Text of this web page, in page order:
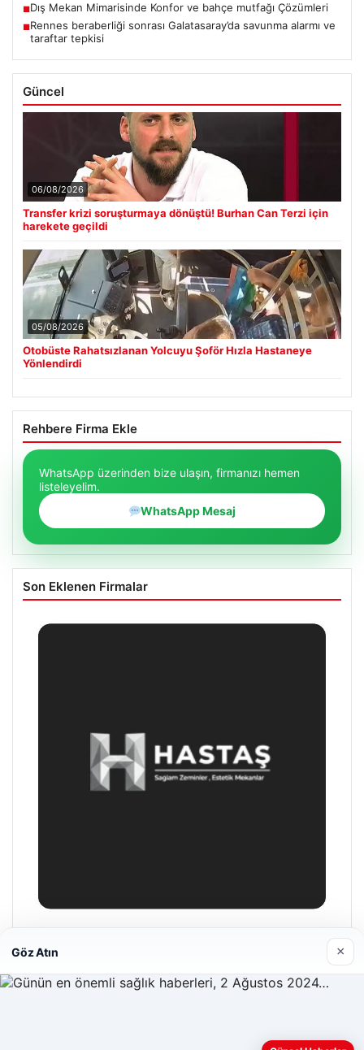
■Dış Mekan Mimarisinde Konfor ve bahçe mutfağı Çözümleri
■Rennes beraberliği sonrası Galatasaray’da savunma alarmı ve
taraftar tepkisi
Güncel
06/08/2026
Transfer krizi soruşturmaya dönüştü! Burhan Can Terzi için
harekete geçildi
05/08/2026
Otobüste Rahatsızlanan Yolcuyu Şoför Hızla Hastaneye
Yönlendirdi
Rehbere Firma Ekle
WhatsApp üzerinden bize ulaşın, firmanızı hemen
listeleyelim.
WhatsApp Mesaj
Son Eklenen Firmalar
Enes Kaplan Avukatlık Bürosu
Web sitemizi nasıl kullandığınızı daha iyi anlayabilmek,
Göz Atın ×